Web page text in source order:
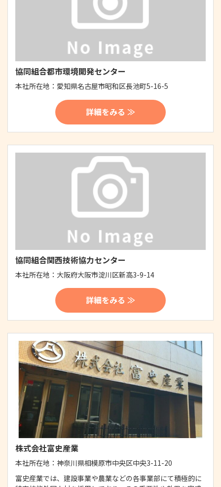
協同組合都市環境開発センター
本社所在地： 愛知県名古屋市昭和区長池町5-16-5
詳細をみる ≫
協同組合関西技術協力センター
本社所在地： 大阪府大阪市淀川区新高3-9-14
詳細をみる ≫
株式会社富史産業
本社所在地： 神奈川県相模原市中央区中央3-11-20
富史産業では、建設事業や農業などの各事業部にて積極的に